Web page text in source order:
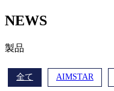
NEWS
製品
全て AIMSTAR